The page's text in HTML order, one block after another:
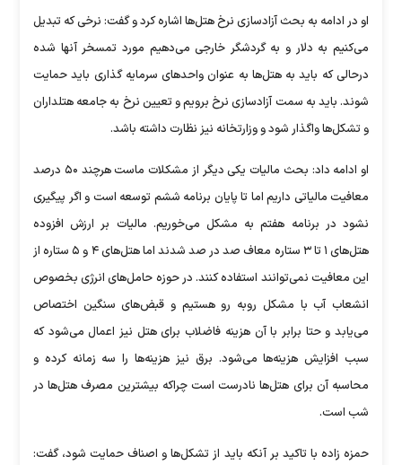
او در ادامه به بحث آزادسازی نرخ هتل‌ها اشاره کرد و گفت: نرخی که تبدیل
می‌کنیم به دلار و به گردشگر خارجی می‌دهیم مورد تمسخر آنها شده
درحالی که باید به هتل‌ها به عنوان واحدهای سرمایه گذاری باید حمایت
شوند. باید به سمت آزادسازی نرخ برویم و تعیین نرخ به جامعه هتلداران
و تشکل‌ها واگذار شود و وزارتخانه نیز نظارت داشته باشد.
او ادامه داد: بحث مالیات یکی دیگر از مشکلات ماست هرچند ۵۰ درصد
معافیت مالیاتی داریم اما تا پایان برنامه ششم توسعه است و اگر پیگیری
نشود در برنامه هفتم‌ به مشکل می‌خوریم. مالیات بر ارزش افزوده
هتل‌های ۱ تا ۳ ستاره معاف صد در صد شدند اما هتل‌های ۴ و ۵ ستاره از
این معافیت نمی‌توانند استفاده کنند. در حوزه حامل‌های انرژی بخصوص
انشعاب آب با مشکل روبه رو هستیم و قبض‌های سنگین اختصاص
می‌یابد و حتا برابر با آن هزینه فاضلاب برای هتل نیز اعمال می‌شود که
سبب افزایش هزینه‌ها می‌شود. برق نیز هزینه‌ها را سه زمانه کرده و
محاسبه آن برای هتل‌ها نادرست است چراکه بیشترین مصرف هتل‌ها در
شب است.
حمزه زاده با تاکید بر آنکه باید از تشکل‌ها و اصناف حمایت شود، گفت: